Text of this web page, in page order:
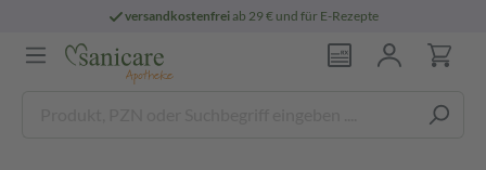
versandkostenfreiab 29 € und für E-Rezepte